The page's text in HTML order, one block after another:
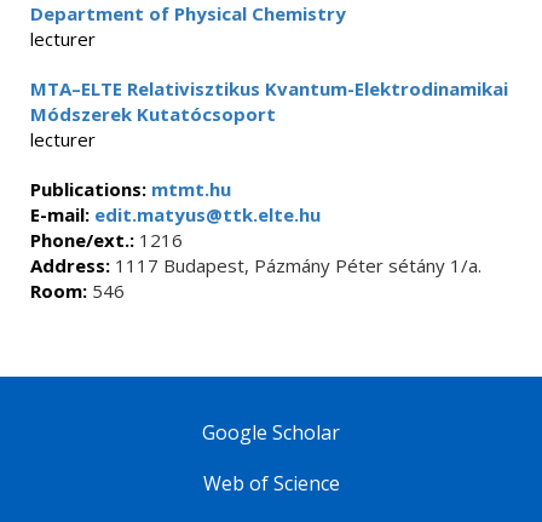
Department of Physical Chemistry
lecturer
MTA–ELTE Relativisztikus Kvantum-Elektrodinamikai
Módszerek Kutatócsoport
lecturer
Publications: mtmt.hu
E-mail: edit.matyus@ttk.elte.hu
Phone/ext.: 1216
Address: 1117 Budapest, Pázmány Péter sétány 1/a.
Room: 546
Google Scholar
Web of Science